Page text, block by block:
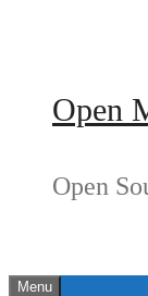
Open
Open
Menu